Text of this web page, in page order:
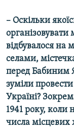
– Оскільки
організовувати
відбувалося на
селами,
перед Бабиним
зуміли
Україні?
1941 року, коли
числа місцевих